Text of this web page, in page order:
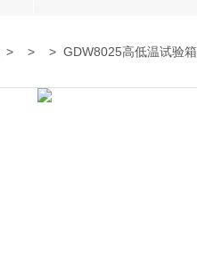
> > > GDW8025高低温试验箱